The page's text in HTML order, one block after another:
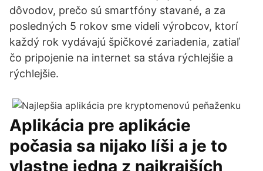
dôvodov, prečo sú smartfóny stavané, a za
posledných 5 rokov sme videli výrobcov, ktorí
každý rok vydávajú špičkové zariadenia, zatiaľ
čo pripojenie na internet sa stáva rýchlejšie a
rýchlejšie.
Aplikácia pre aplikácie
počasia sa nijako líši a je to
vlastne jedna z najkrajších